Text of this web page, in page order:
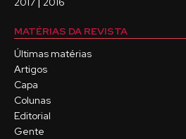
MATÉRIAS DA REVISTA
Últimas matérias
Artigos
Capa
Colunas
Editorial
Gente